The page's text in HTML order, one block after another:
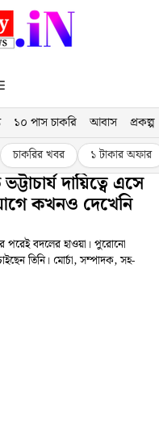
Menu
১০ পাস চাকরি আবাস প্রকল্প
চাকরির খবর ১ টাকার অফার
দায়িত্বে এসে
কখনও দেখেনি
পরেই বদলের হাওয়া। পুরোনো
তিনি। মোর্চা, সম্পাদক, সহ-